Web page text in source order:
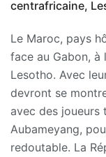
centrafricaine,
Le Maroc, pays
face au Gabon, à
Lesotho. Avec
devront se
avec des joueurs
Aubameyang,
redoutable. La